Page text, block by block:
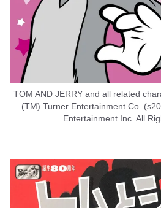
TOM AND JERRY and all related
(TM) Turner Entertainment Co.
Entertainment Inc. All